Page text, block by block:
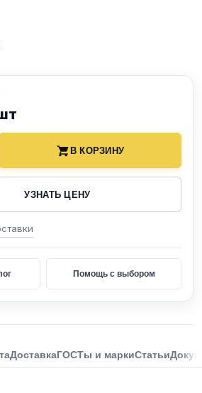
В КОРЗИНУ
УЗНАТЬ ЦЕНУ
Помощь с выбором
ДоставкаГОСТы и маркиСтатьи